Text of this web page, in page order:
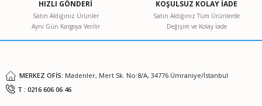
Ürün bilgilerinde hatalar bulunuyor.
Ürün fiyatı diğer sitelerden daha pahalı.
HIZLI GÖNDERİ
Satın Aldığınız Ürünler
Aynı Gün Kargoya Verilir
KOŞULSUZ KOLAY İADE
Satın Aldığınız Tüm Ürünlerde
Değişim ve Kolay İade
MERKEZ OFİS: Madenler, Mert Sk. No:8/A, 34776 Ümraniye/İstanbul
T : 0216 606 06 46